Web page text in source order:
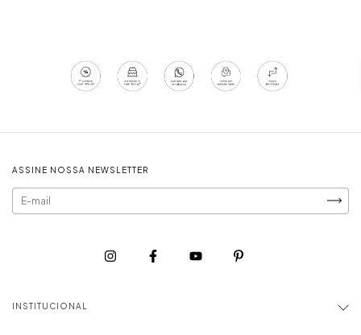
ASSINE NOSSA NEWSLETTER
INSTITUCIONAL